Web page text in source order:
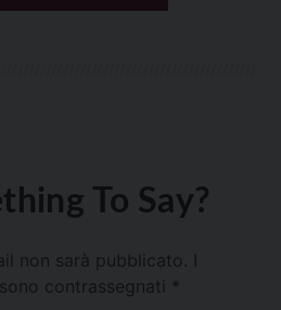
To Say?
non sarà pubblicato.
contrassegnati *